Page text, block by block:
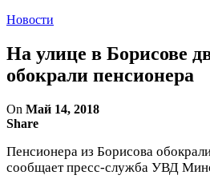
Новости
На улице в Борисове
обокрали пенсионера
On Май 14, 2018
Share
Пенсионера из Борисова
сообщает пресс-служба УВД